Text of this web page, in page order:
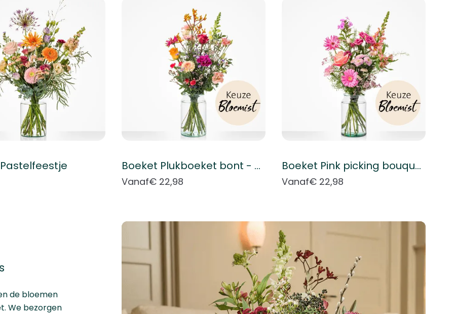
Boeket Plukboeket bont - Keuze bloemist
Vanaf€ 22,98
Boeket Pink picking bouquet - Florist's choice
Vanaf€ 22,98
de bloemen
We bezorgen